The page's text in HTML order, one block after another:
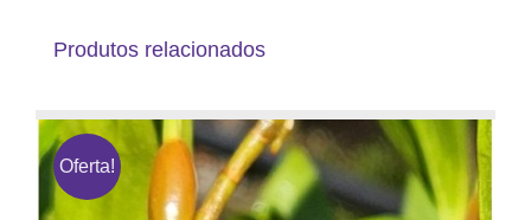
Produtos relacionados
Oferta!